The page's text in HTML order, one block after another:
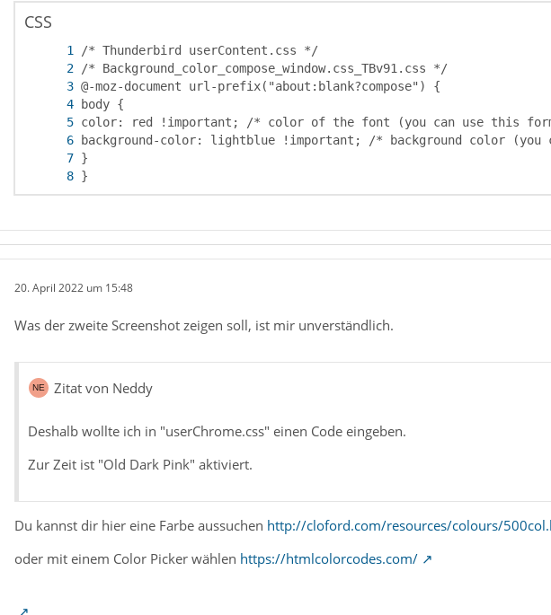
CSS
/* Thunderbird userContent.css */
/* Background_color_compose_window.css_TBv91.css */
}
20. April 2022 um 15:48
Was der zweite Screenshot zeigen soll, ist mir unverständlich.
Zitat von Neddy
Deshalb wollte ich in "userChrome.css" einen Code eingeben.
Zur Zeit ist "Old Dark Pink" aktiviert.
Du kannst dir hier eine Farbe aussuchen http://cloford.com/resources/colours/
oder mit einem Color Picker wählen https://htmlcolorcodes.com/